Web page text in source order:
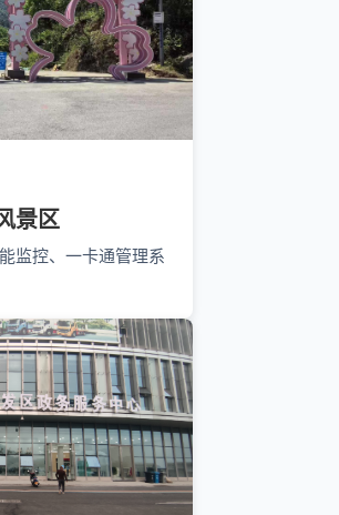
景区
监控、一卡通管理系